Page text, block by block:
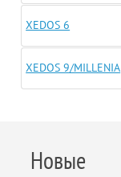
XEDOS 6
XEDOS 9/MILLENIA
Новые